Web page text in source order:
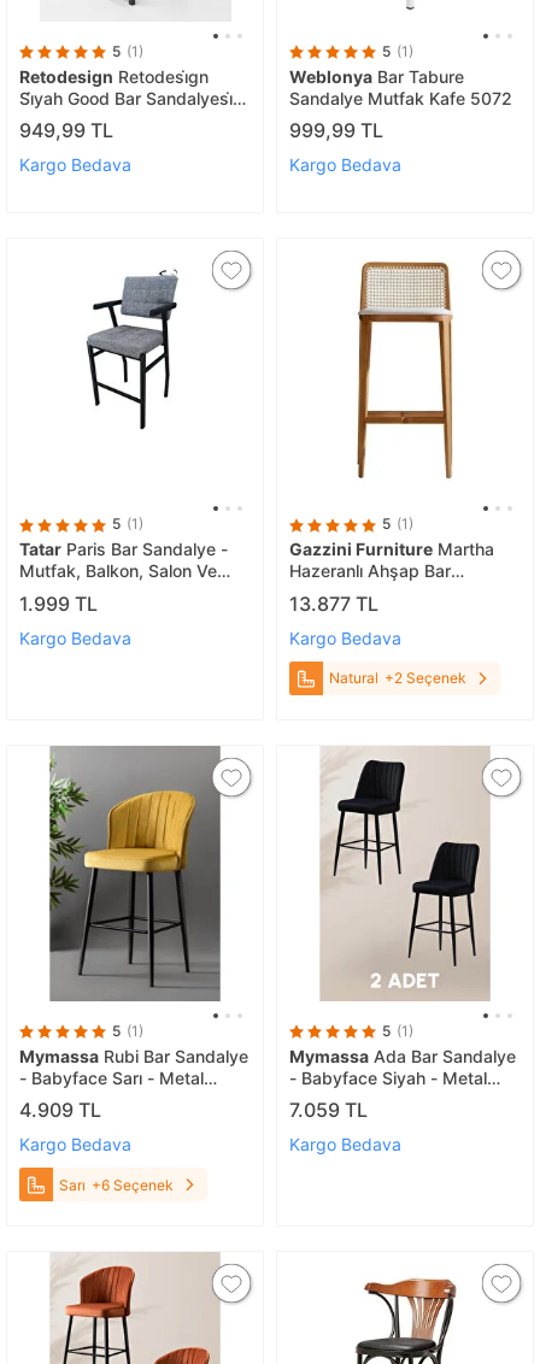
5 (1)
Retodesign Retodesi̇gn
Si̇yah Good Bar Sandalyesi̇
1652s
949,99 TL
Kargo Bedava
5 (1)
Weblonya Bar Tabure
Sandalye Mutfak Kafe 5072
999,99 TL
Kargo Bedava
5 (1)
Tatar Paris Bar Sandalye -
Mutfak, Balkon, Salon Ve
Bahçe Sandalyesi
1.999 TL
Kargo Bedava
5 (1)
Gazzini Furniture Martha
Hazeranlı Ahşap Bar
Sandalyesi Natural
13.877 TL
Kargo Bedava
Natural +2 Seçenek
5 (1)
Mymassa Rubi Bar Sandalye
- Babyface Sarı - Metal
Siyah Ayak Sarı
4.909 TL
Kargo Bedava
Sarı +6 Seçenek
5 (1)
Mymassa Ada Bar Sandalye
- Babyface Siyah - Metal
Siyah Ayak ( 2 Adet ) Siyah
7.059 TL
Kargo Bedava